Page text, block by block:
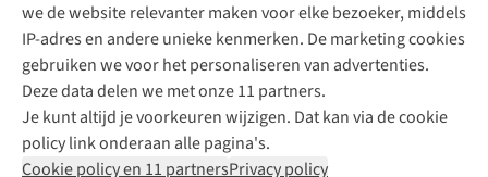
we de website relevanter maken voor elke bezoeker, middels
IP-adres en andere unieke kenmerken. De marketing cookies
gebruiken we voor het personaliseren van advertenties.
Deze data delen we met onze 11 partners.
Je kunt altijd je voorkeuren wijzigen. Dat kan via de cookie
policy link onderaan alle pagina's.
Cookie policy en 11 partnersPrivacy policy